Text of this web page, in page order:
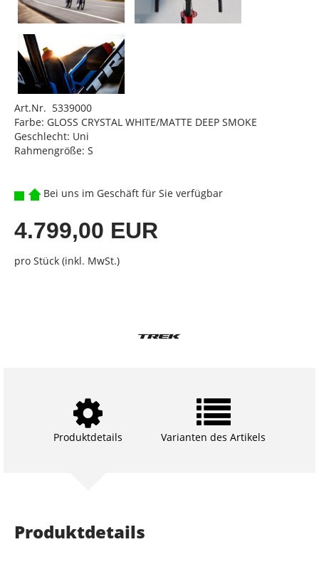
Art.Nr. 5339000
Farbe: GLOSS CRYSTAL WHITE/MATTE DEEP SMOKE
Geschlecht: Uni
Rahmengröße: S
Bei uns im Geschäft für Sie verfügbar
4.799,00 EUR
pro Stück (inkl. MwSt.)
Produktdetails Varianten des Artikels
Produktdetails